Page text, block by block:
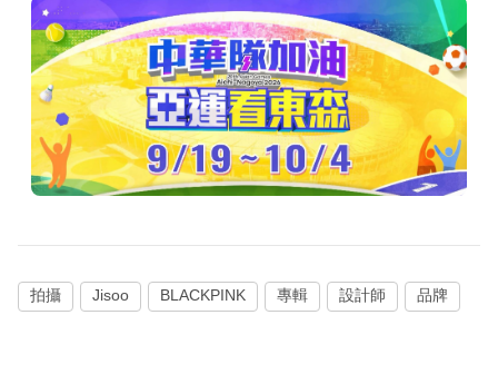
拍攝 Jisoo BLACKPINK 專輯 設計師 品牌